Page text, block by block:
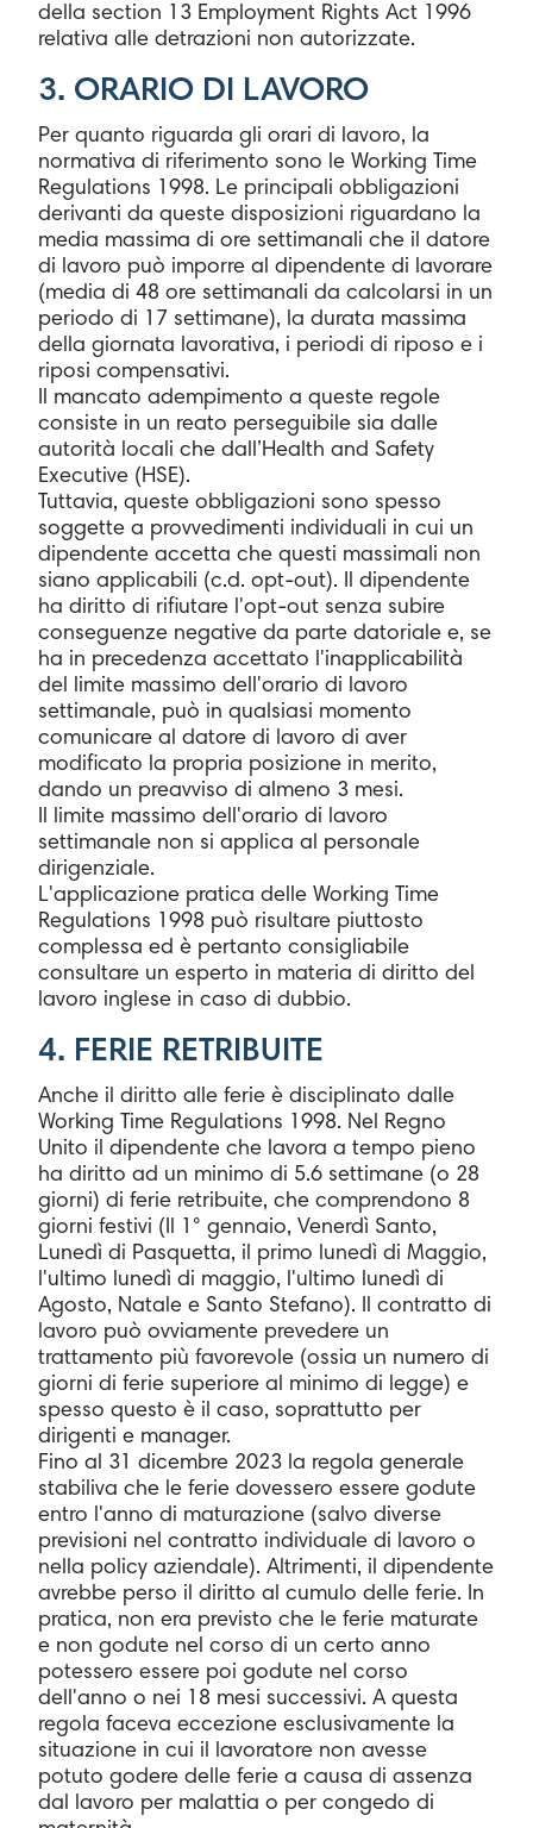
della section 13 Employment Rights Act 1996
relativa alle detrazioni non autorizzate.
3. ORARIO DI LAVORO
Per quanto riguarda gli orari di lavoro, la
normativa di riferimento sono le Working Time
Regulations 1998. Le principali obbligazioni
derivanti da queste disposizioni riguardano la
media massima di ore settimanali che il datore
di lavoro può imporre al dipendente di lavorare
(media di 48 ore settimanali da calcolarsi in un
periodo di 17 settimane), la durata massima
della giornata lavorativa, i periodi di riposo e i
riposi compensativi.
Il mancato adempimento a queste regole
consiste in un reato perseguibile sia dalle
autorità locali che dall’Health and Safety
Executive (HSE).
Tuttavia, queste obbligazioni sono spesso
soggette a provvedimenti individuali in cui un
dipendente accetta che questi massimali non
siano applicabili (c.d. opt-out). Il dipendente
ha diritto di rifiutare l'opt-out senza subire
conseguenze negative da parte datoriale e, se
ha in precedenza accettato l'inapplicabilità
del limite massimo dell'orario di lavoro
settimanale, può in qualsiasi momento
comunicare al datore di lavoro di aver
modificato la propria posizione in merito,
dando un preavviso di almeno 3 mesi.
Il limite massimo dell'orario di lavoro
settimanale non si applica al personale
dirigenziale.
L'applicazione pratica delle Working Time
Regulations 1998 può risultare piuttosto
complessa ed è pertanto consigliabile
consultare un esperto in materia di diritto del
lavoro inglese in caso di dubbio.
4. FERIE RETRIBUITE
Anche il diritto alle ferie è disciplinato dalle
Working Time Regulations 1998. Nel Regno
Unito il dipendente che lavora a tempo pieno
ha diritto ad un minimo di 5.6 settimane (o 28
giorni) di ferie retribuite, che comprendono 8
giorni festivi (Il 1° gennaio, Venerdì Santo,
Lunedì di Pasquetta, il primo lunedì di Maggio,
l'ultimo lunedì di maggio, l'ultimo lunedì di
Agosto, Natale e Santo Stefano). Il contratto di
lavoro può ovviamente prevedere un
trattamento più favorevole (ossia un numero di
giorni di ferie superiore al minimo di legge) e
spesso questo è il caso, soprattutto per
dirigenti e manager.
Fino al 31 dicembre 2023 la regola generale
stabiliva che le ferie dovessero essere godute
entro l'anno di maturazione (salvo diverse
previsioni nel contratto individuale di lavoro o
nella policy aziendale). Altrimenti, il dipendente
avrebbe perso il diritto al cumulo delle ferie. In
pratica, non era previsto che le ferie maturate
e non godute nel corso di un certo anno
potessero essere poi godute nel corso
dell'anno o nei 18 mesi successivi. A questa
regola faceva eccezione esclusivamente la
situazione in cui il lavoratore non avesse
potuto godere delle ferie a causa di assenza
dal lavoro per malattia o per congedo di